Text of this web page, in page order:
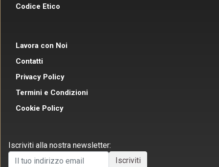
Codice Etico
Lavora con Noi
Contatti
Privacy Policy
Termini e Condizioni
Cookie Policy
Iscriviti alla nostra newsletter: